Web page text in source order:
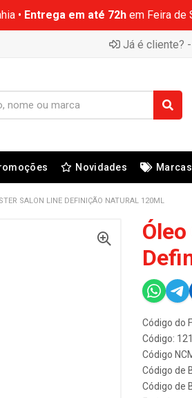
• Entrega em até 72hem Feira de
Já é cliente?
Novidades Marcas
SALON LINE DEFINIÇÃO NATURAL 120ML
Código do
Código:
Código
Código de
Código de